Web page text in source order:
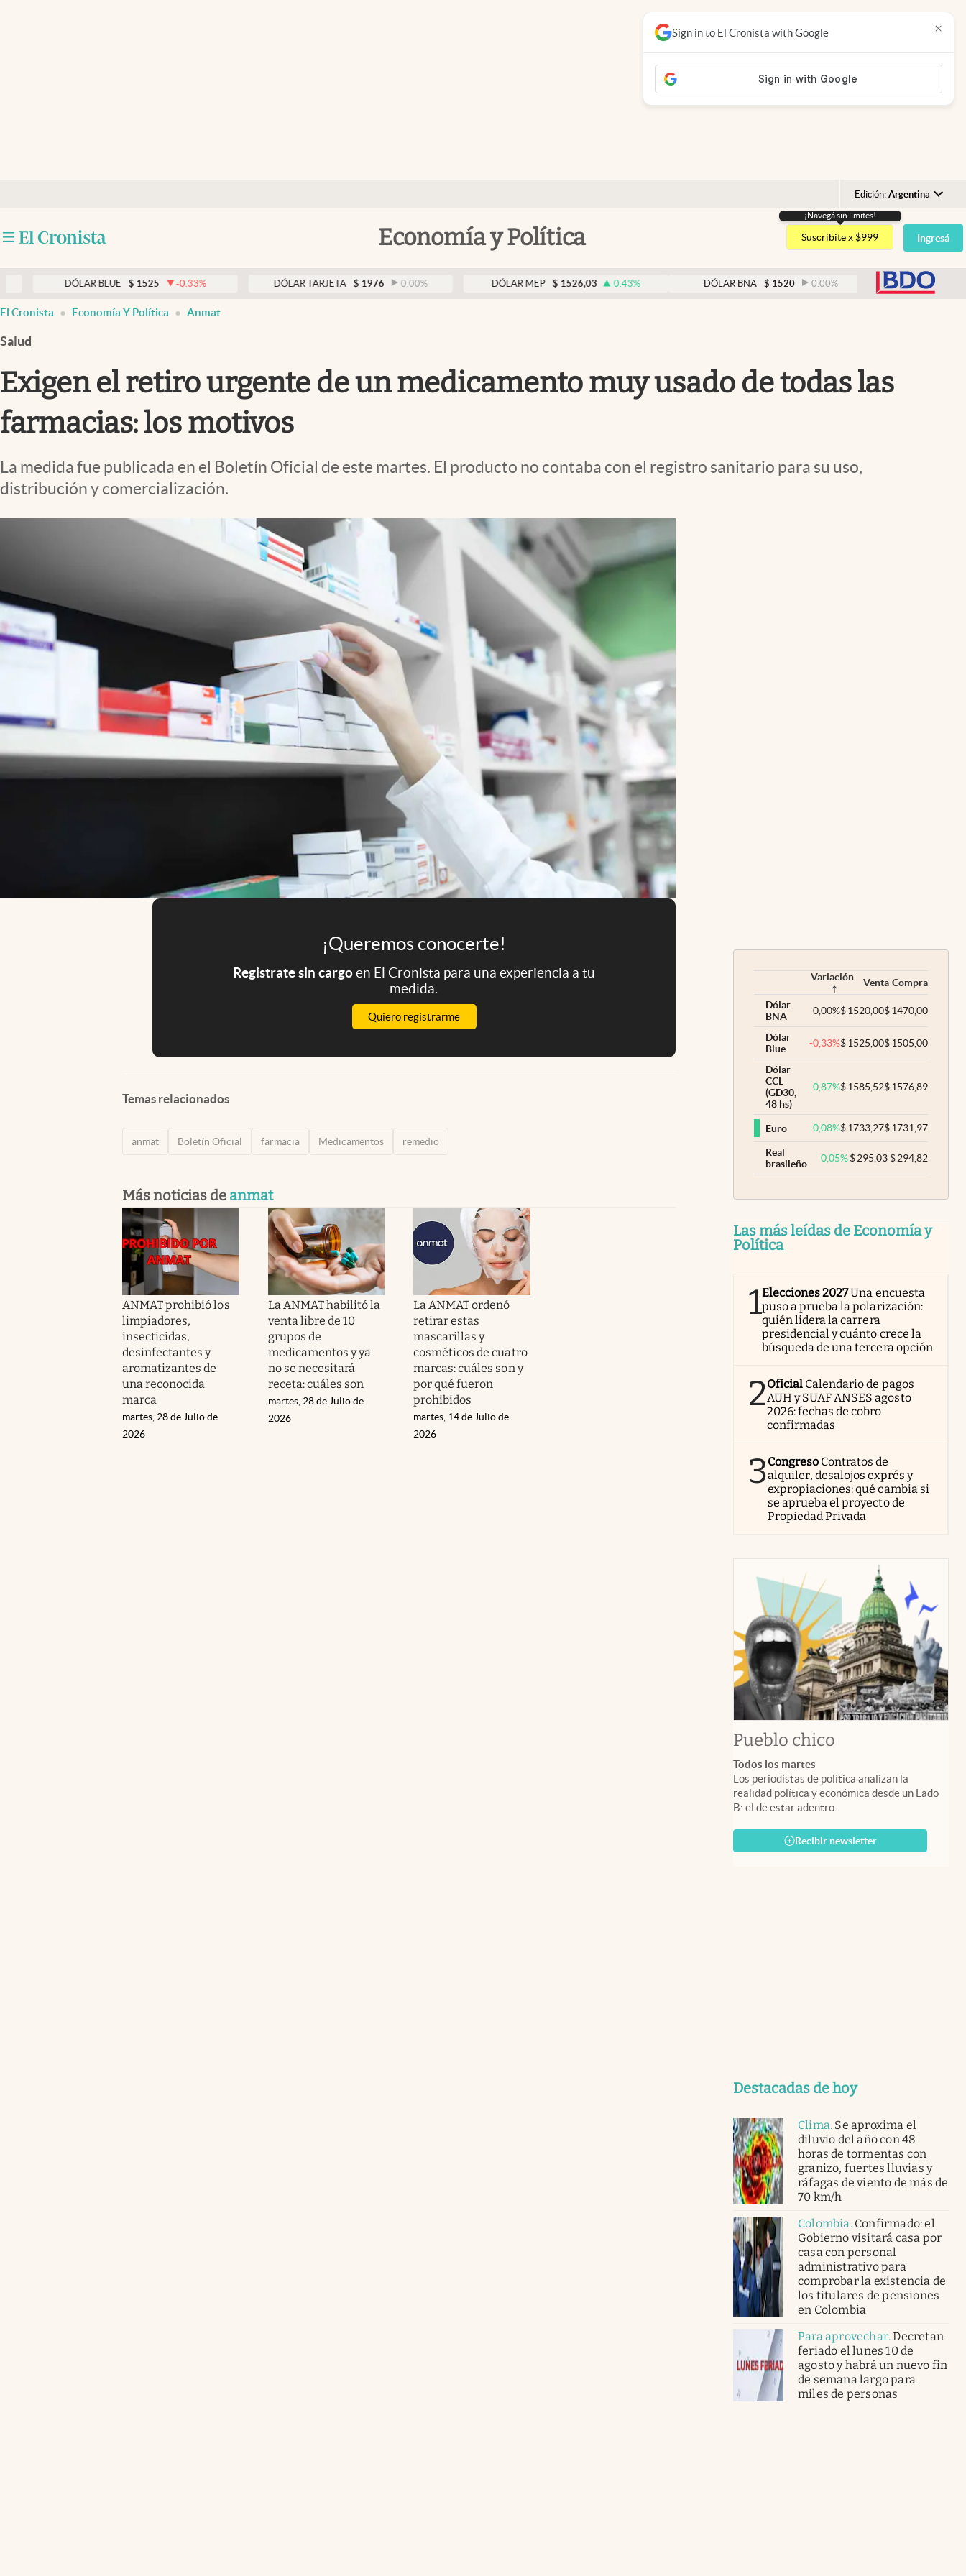
Edición: Argentina
Argentina
España
USA
Economía y Política
Clima
Mundial 2026
El Cronista Studio
Mediakit
abre en nueva pestaña
¡Navegá sin limites!
Suscribite x $999 Ingresá
DÓLAR BLUE $ 1525 -0.33 DÓLAR TARJETA $ 1976 0.00% DÓLAR MEP $ 1526,03 0.43% DÓLAR BNA $ 1520 0.00% DÓLAR BLUE
Sign in to El Cronista with Google ×
El Cronista Economía Y Política Anmat
Salud
Exigen el retiro urgente de un medicamento muy usado de todas las
farmacias: los motivos
La medida fue publicada en el Boletín Oficial de este martes. El producto no contaba con el registro sanitario para su uso,
distribución y comercialización.
¡Queremos conocerte!
Registrate sin cargoen El Cronista para una experiencia a tu
medida.
Quiero registrarme
Temas relacionados
anmat Boletín Oficial farmacia Medicamentos remedio
Más noticias de anmat
ANMAT prohibió los
limpiadores,
insecticidas,
desinfectantes y
aromatizantes de
una reconocida
marca
martes, 28 de Julio de
2026
La ANMAT habilitó la
venta libre de 10
grupos de
medicamentos y ya
no se necesitará
receta: cuáles son
martes, 28 de Julio de
2026
La ANMAT ordenó
retirar estas
mascarillas y
cosméticos de cuatro
marcas: cuáles son y
por qué fueron
prohibidos
martes, 14 de Julio de
2026
Variación Venta Compra
Dólar
BNA
0,00%$1520,00$1470,00
Dólar
Blue
-0,33%$1525,00$1505,00
Dólar
CCL
(GD30,
48 hs)
0,87%$1585,52$1576,89
Euro 0,08%$1733,27$1731,97
Real
brasileño
0,05% $295,03 $294,82
Las más leídas de Economía y
Política
1Elecciones 2027Una encuesta
puso a prueba la polarización:
quién lidera la carrera
presidencial y cuánto crece la
búsqueda de una tercera opción
2Oficial Calendario de pagos
AUH y SUAF ANSES agosto
2026: fechas de cobro
confirmadas
3Congreso Contratos de
alquiler, desalojos exprés y
expropiaciones: qué cambia si
se aprueba el proyecto de
Propiedad Privada
Pueblo chico
Todos los martes
Los periodistas de política analizan la
realidad política y económica desde un Lado
B: el de estar adentro.
Recibir newsletter
Destacadas de hoy
Clima. Se aproxima el
diluvio del año con 48
horas de tormentas con
granizo, fuertes lluvias y
ráfagas de viento de más de
70 km/h
Colombia. Confirmado: el
Gobierno visitará casa por
casa con personal
administrativo para
comprobar la existencia de
los titulares de pensiones
en Colombia
Para aprovechar.Decretan
feriado el lunes 10 de
agosto y habrá un nuevo fin
de semana largo para
miles de personas